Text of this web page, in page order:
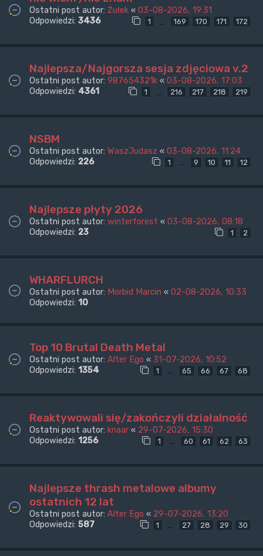
Ostatni post autor: Żułek « 03-08-2026, 19:31
Odpowiedzi: 3436 1 … 169 170 171 172
Najlepsza/Najgorsza sesja zdjęciowa v.2
Ostatni post autor: 987654321k « 03-08-2026, 17:03
Odpowiedzi: 4361 1 216 217 218 219
NSBM
Ostatni post autor: WaszJudasz « 03-08-2026, 11:24
Odpowiedzi: 226 1 … 9 10 11 12
Najlepsze płyty 2026
Ostatni post autor: winterforest « 03-08-2026, 08:18
Odpowiedzi: 23 1 2
WHARFLURCH
Ostatni post autor: Morbid Marcin « 02-08-2026, 10:33
Odpowiedzi: 10
Top 10 Brutal Death Metal
Ostatni post autor: Alter Ego « 31-07-2026, 10:52
Odpowiedzi: 1354 1 … 65 66 67 68
Reaktywowali się/zakończyli działalność
Ostatni post autor: knaar « 29-07-2026, 15:30
Odpowiedzi: 1256 1 … 60 61 62 63
Najlepsze thrash metalowe albumy
ostatnich 12 lat
Ostatni post autor: Alter Ego « 29-07-2026, 13:20
Odpowiedzi: 587 1 … 27 28 29 30